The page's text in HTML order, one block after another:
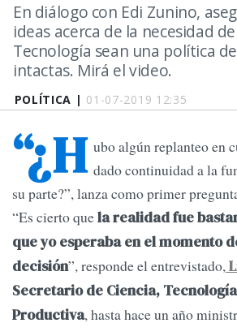
POLÍTICA | 01-07-2019 12:35
En diálogo con Edi Zunino,
ideas acerca de la necesidad
Tecnología sean una política
intactas. Mirá el video.
“¿H ubo algún replanteo en
dado continuidad a la
su parte?”, lanza como primer
“Es cierto quela realidad fue
que yo esperaba en el momento
decisión”, responde el entrevistado,
Secretario de Ciencia,
Productiva, hasta hace un año